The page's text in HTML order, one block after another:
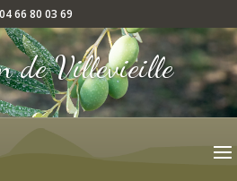
04 66 80 03 69
de Villevieille